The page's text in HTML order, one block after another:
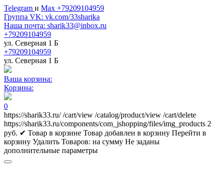
Telegram и Max +79209104959
Группа VK: vk.com/33sharika
Наша почта: sharik33@inbox.ru
+79209104959
ул. Северная 1 Б
+79209104959
ул. Северная 1 Б
Ваша корзина:
Корзина:
0
https://sharik33.ru/ /cart/view /catalog/product/view /cart/delete
https://sharik33.ru/components/com_jshopping/files/img_products 2
руб. ✔ Товар в корзине Товар добавлен в корзину Перейти в
корзину Удалить Товаров: на сумму Не заданы
дополнительные параметры